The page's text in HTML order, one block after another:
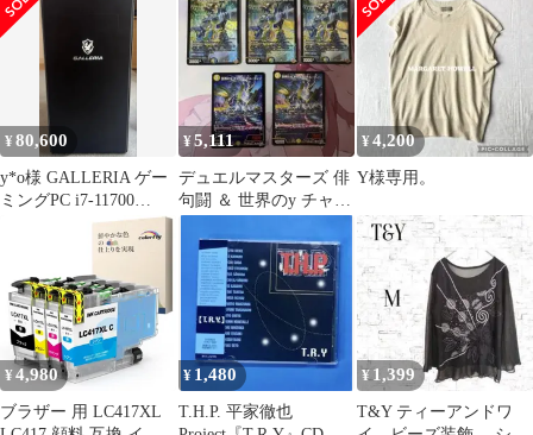
デナリXL/ 07-10y キャ
デラックエスカレード
（デイライト用） 車検
対応 爆光 CSP3570LED
チップ搭載 H16/5202
LED フォグランプ ポン
付け アメ車
¥80,600
y*o様 GALLERIA ゲー
ミングPC i7-11700
¥5,111
デュエルマスターズ 俳
句闘 ＆ 世界のy チャク
ラ・デル・フィン 5枚
セット
¥4,200
Y様専用。
¥4,980
ブラザー 用 LC417XL
¥ 1,480
T.H.P. 平家徹也
¥ 1,399
T&Y ティーアンドワ